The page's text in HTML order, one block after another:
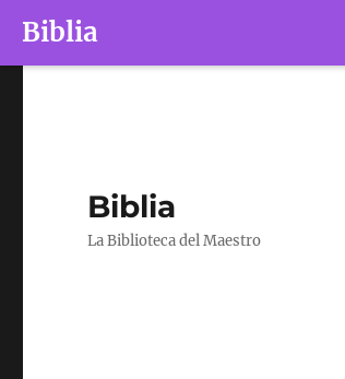
Biblia
Biblia
La Biblioteca del Maestro